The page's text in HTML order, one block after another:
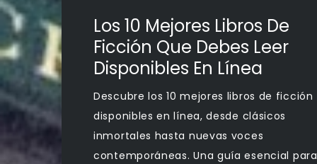
Los 10 Mejores Libros De
Ficción Que Debes Leer
Disponibles En Línea
Descubre los 10 mejores libros de ficción
disponibles en línea, desde clásicos
inmortales hasta nuevas voces
contemporáneas. Una guía esencial para